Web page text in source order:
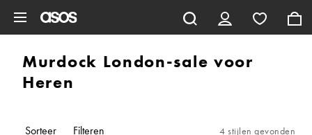
Murdock London-sale voor
Heren
Sorteer Filteren 4 stijlen gevonden